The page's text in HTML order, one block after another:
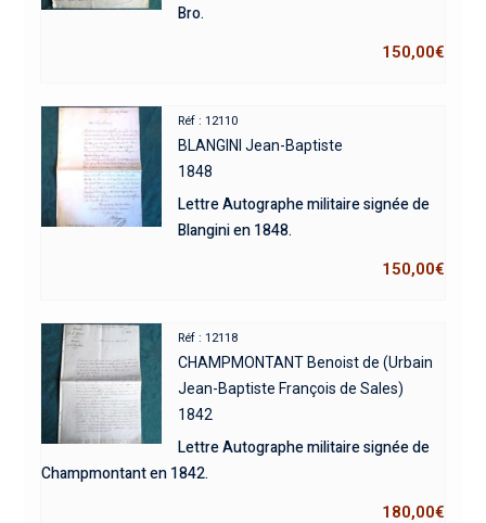
Bro.
150,00€
Réf : 12110
BLANGINI Jean-Baptiste
1848
Lettre Autographe militaire signée de
Blangini en 1848.
150,00€
Réf : 12118
CHAMPMONTANT Benoist de (Urbain
Jean-Baptiste François de Sales)
1842
Lettre Autographe militaire signée de
Champmontant en 1842.
180,00€